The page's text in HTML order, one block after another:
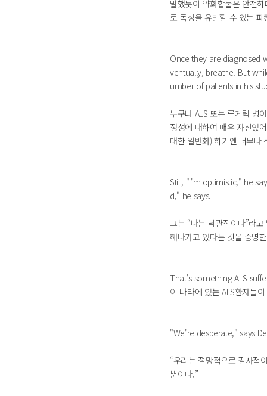
말했듯이 약화합물은 안전
로 독성을 유발할 수 있는
Once they are diagnosed
ventually, breathe. But
umber of patients in his
누구나 ALS 또는 루게릭 병
정성에 대하여 매우 자신있
대한 일반화) 하기엔 너무나
Still, "I'm optimistic," he
d," he says.
그는 “나는 낙관적이다”라
해나가고 있다는 것을 증명
That's something ALS
이 나라에 있는 ALS환자들
"We're desperate," says
“우리는 절망적으로 필사적
뿐이다.”